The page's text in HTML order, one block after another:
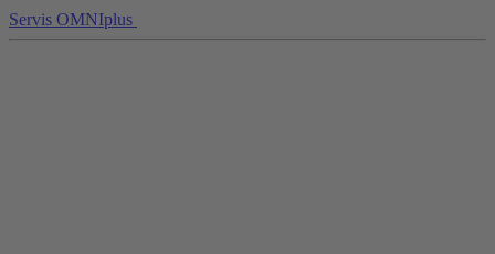
Servis OMNIplus